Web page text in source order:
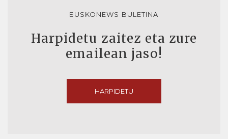
EUSKONEWS BULETINA
Harpidetu zaitez eta zure
emailean jaso!
HARPIDETU